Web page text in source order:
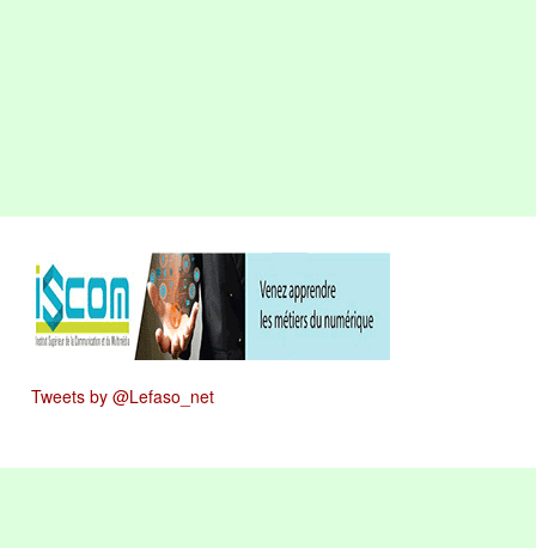
Tweets by @Lefaso_net